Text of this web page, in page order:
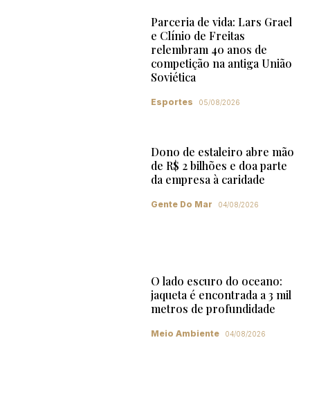
Parceria de vida: Lars Grael
e Clínio de Freitas
relembram 40 anos de
competição na antiga União
Soviética
Esportes 05/08/2026
Dono de estaleiro abre mão
de R$ 2 bilhões e doa parte
da empresa à caridade
Gente Do Mar 04/08/2026
O lado escuro do oceano:
jaqueta é encontrada a 3 mil
metros de profundidade
Meio Ambiente 04/08/2026